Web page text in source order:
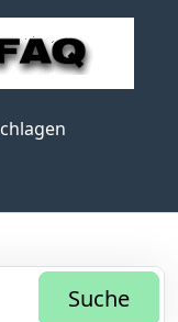
Suche